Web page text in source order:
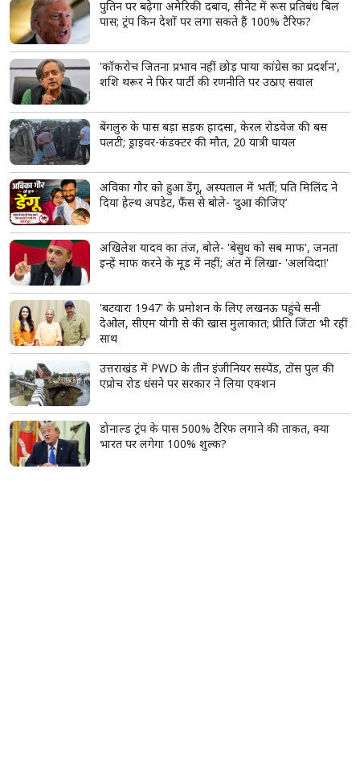
पुतिन पर बढ़ेगा अमेरिकी दबाव, सीनेट में रूस प्रतिबंध बिल
पास; ट्रंप किन देशों पर लगा सकते हैं 100% टैरिफ?
'कॉकरोच जितना प्रभाव नहीं छोड़ पाया कांग्रेस का प्रदर्शन',
शशि थरूर ने फिर पार्टी की रणनीति पर उठाए सवाल
बेंगलुरु के पास बड़ा सड़क हादसा, केरल रोडवेज की बस
पलटी; ड्राइवर-कंडक्टर की मौत, 20 यात्री घायल
अविका गौर को हुआ डेंगू, अस्पताल में भर्ती; पति मिलिंद ने
दिया हेल्थ अपडेट, फैंस से बोले- ‘दुआ कीजिए’
अखिलेश यादव का तंज, बोले- 'बेसुध को सब माफ', जनता
इन्हें माफ करने के मूड में नहीं; अंत में लिखा- 'अलविदा!'
'बटवारा 1947' के प्रमोशन के लिए लखनऊ पहुंचे सनी
देओल, सीएम योगी से की खास मुलाकात; प्रीति जिंटा भी रहीं
साथ
उत्तराखंड में PWD के तीन इंजीनियर सस्पेंड, टोंस पुल की
एप्रोच रोड धंसने पर सरकार ने लिया एक्शन
डोनाल्ड ट्रंप के पास 500% टैरिफ लगाने की ताकत, क्या
भारत पर लगेगा 100% शुल्क?